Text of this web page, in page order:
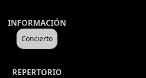
INFORMACIÓN
Concierto
REPERTORIO